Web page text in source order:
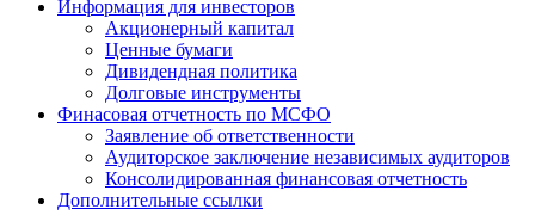
Информация для инвесторов
Акционерный капитал
Ценные бумаги
Дивидендная политика
Долговые инструменты
Финасовая отчетность по МСФО
Заявление об ответственности
Аудиторское заключение независимых аудиторов
Консолидированная финансовая отчетность
Дополнительные ссылки